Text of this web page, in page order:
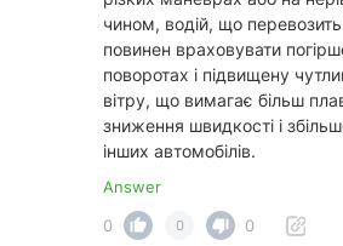
чином, водій, що
повинен враховувати
поворотах і підвищену
вітру, що вимагає більш
зниження швидкості і
інших автомобілів.
Answer
0
0 0